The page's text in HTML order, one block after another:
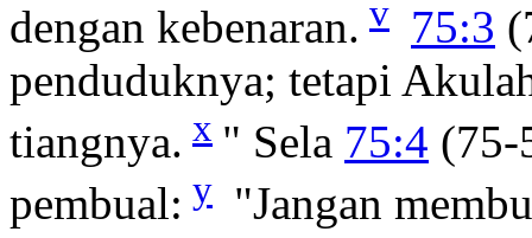
dengan kebenaran. v 75:3
penduduknya; tetapi
tiangnya. x " Sela 75:4 (75-
pembual: y "Jangan